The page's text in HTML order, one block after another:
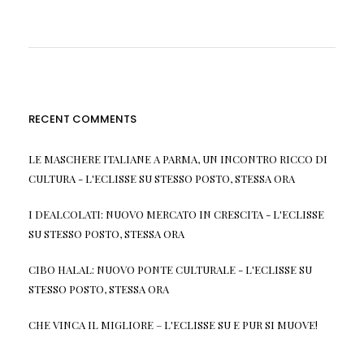
RECENT COMMENTS
LE MASCHERE ITALIANE A PARMA, UN INCONTRO RICCO DI
CULTURA - L'ECLISSESUSTESSO POSTO, STESSA ORA
I DEALCOLATI: NUOVO MERCATO IN CRESCITA - L'ECLISSE
SUSTESSO POSTO, STESSA ORA
CIBO HALAL: NUOVO PONTE CULTURALE - L'ECLISSESU
STESSO POSTO, STESSA ORA
CHE VINCA IL MIGLIORE – L'ECLISSESU E PUR SI MUOVE!